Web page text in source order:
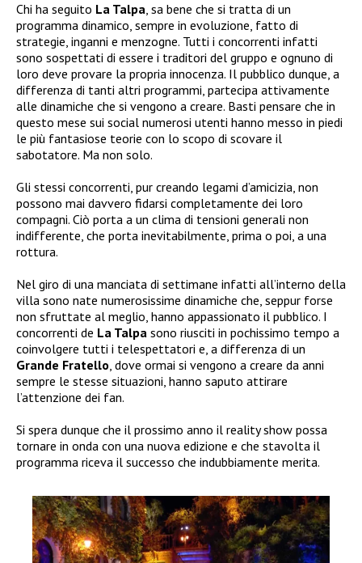
Chi ha seguito La Talpa, sa bene che si tratta di un
programma dinamico, sempre in evoluzione, fatto di
strategie, inganni e menzogne. Tutti i concorrenti infatti
sono sospettati di essere i traditori del gruppo e ognuno di
loro deve provare la propria innocenza. Il pubblico dunque, a
differenza di tanti altri programmi, partecipa attivamente
alle dinamiche che si vengono a creare. Basti pensare che in
questo mese sui social numerosi utenti hanno messo in piedi
le più fantasiose teorie con lo scopo di scovare il
sabotatore. Ma non solo.
Gli stessi concorrenti, pur creando legami d’amicizia, non
possono mai davvero fidarsi completamente dei loro
compagni. Ciò porta a un clima di tensioni generali non
indifferente, che porta inevitabilmente, prima o poi, a una
rottura.
Nel giro di una manciata di settimane infatti all’interno della
villa sono nate numerosissime dinamiche che, seppur forse
non sfruttate al meglio, hanno appassionato il pubblico. I
concorrenti de La Talpa sono riusciti in pochissimo tempo a
coinvolgere tutti i telespettatori e, a differenza di un
Grande Fratello, dove ormai si vengono a creare da anni
sempre le stesse situazioni, hanno saputo attirare
l’attenzione dei fan.
Si spera dunque che il prossimo anno il reality show possa
tornare in onda con una nuova edizione e che stavolta il
programma riceva il successo che indubbiamente merita.